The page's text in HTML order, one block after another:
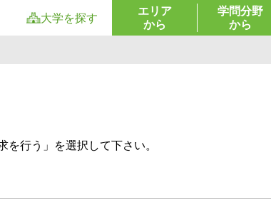
大学を探す
エリア
から
学問分野
から
行う」を選択して下さい。